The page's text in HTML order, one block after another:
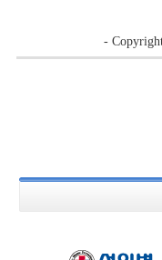
-